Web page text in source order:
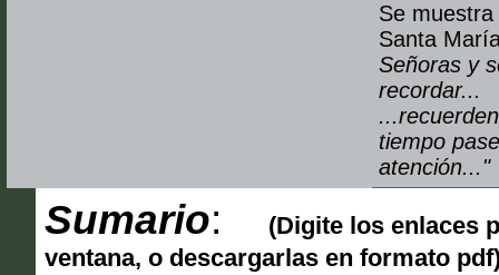
Se
Santa
Señoras y
recordar...
tiempo
atención..."
Sumario:
(Digite los enlaces
ventana, o descargarlas en formato